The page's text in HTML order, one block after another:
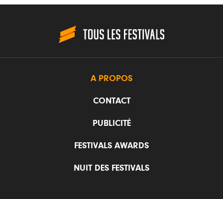
A PROPOS
CONTACT
PUBLICITÉ
FESTIVALS AWARDS
NUIT DES FESTIVALS